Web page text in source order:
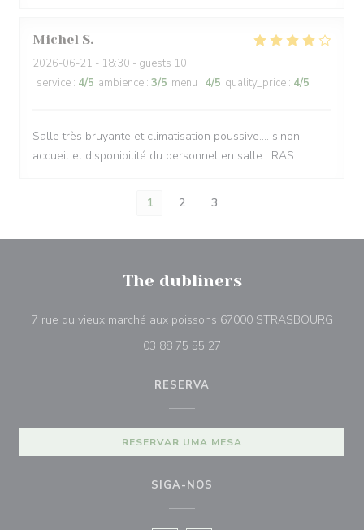
Michel S
2026-06-21 - 18:30 - guests 10
service : 4/5 ambience : 3/5 menu : 4/5 quality_price : 4/5
Salle très bruyante et climatisation poussive.... sinon,
accueil et disponibilité du personnel en salle : RAS
1 2 3
The dubliners
7 rue du vieux marché aux poissons 67000 STRASBOURG
03 88 75 55 27
RESERVA
RESERVAR UMA MESA
SIGA-NOS